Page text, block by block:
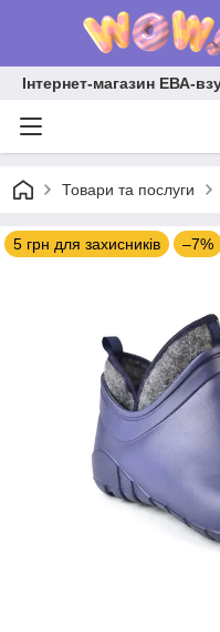
Інтернет-магазин ЕВА-
Товари та послуги
5 грн для захисників –7%